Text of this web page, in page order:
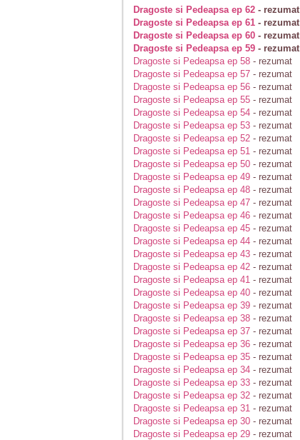
Dragoste si Pedeapsa ep 62 - rezumat
Dragoste si Pedeapsa ep 61 - rezumat
Dragoste si Pedeapsa ep 60 - rezumat
Dragoste si Pedeapsa ep 59 - rezumat
Dragoste si Pedeapsa ep 58 - rezumat
Dragoste si Pedeapsa ep 57 - rezumat
Dragoste si Pedeapsa ep 56 - rezumat
Dragoste si Pedeapsa ep 55 - rezumat
Dragoste si Pedeapsa ep 54 - rezumat
Dragoste si Pedeapsa ep 53 - rezumat
Dragoste si Pedeapsa ep 52 - rezumat
Dragoste si Pedeapsa ep 51 - rezumat
Dragoste si Pedeapsa ep 50 - rezumat
Dragoste si Pedeapsa ep 49 - rezumat
Dragoste si Pedeapsa ep 48 - rezumat
Dragoste si Pedeapsa ep 47 - rezumat
Dragoste si Pedeapsa ep 46 - rezumat
Dragoste si Pedeapsa ep 45 - rezumat
Dragoste si Pedeapsa ep 44 - rezumat
Dragoste si Pedeapsa ep 43 - rezumat
Dragoste si Pedeapsa ep 42 - rezumat
Dragoste si Pedeapsa ep 41 - rezumat
Dragoste si Pedeapsa ep 40 - rezumat
Dragoste si Pedeapsa ep 39 - rezumat
Dragoste si Pedeapsa ep 38 - rezumat
Dragoste si Pedeapsa ep 37 - rezumat
Dragoste si Pedeapsa ep 36 - rezumat
Dragoste si Pedeapsa ep 35 - rezumat
Dragoste si Pedeapsa ep 34 - rezumat
Dragoste si Pedeapsa ep 33 - rezumat
Dragoste si Pedeapsa ep 32 - rezumat
Dragoste si Pedeapsa ep 31 - rezumat
Dragoste si Pedeapsa ep 30 - rezumat
Dragoste si Pedeapsa ep 29 - rezumat